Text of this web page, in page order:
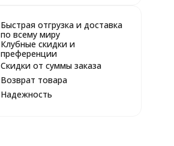
Быстрая отгрузка и доставка
по всему миру
Клубные скидки и
преференции
Скидки от суммы заказа
Возврат товара
Надежность